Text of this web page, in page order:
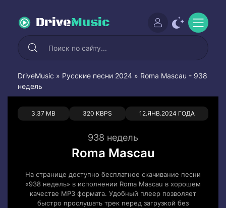
DriveMusic
DriveMusic » Русские песни 2024 » Roma Mascau - 938
недель
3.37 MB 320 KBPS 12.ЯНВ.2024 ГОДА
0 0
938 недель
Roma Mascau
На странице доступно бесплатное скачивание песни
«938 недель» в исполнении Roma Mascau в хорошем
качестве MP3 формата. Удобный плеер позволяет
быстро прослушать трек перед загрузкой без